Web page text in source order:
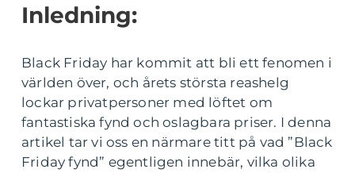
Inledning:
Black Friday har kommit att bli ett fenomen i
världen över, och årets största reashelg
lockar privatpersoner med löftet om
fantastiska fynd och oslagbara priser. I denna
artikel tar vi oss en närmare titt på vad ”Black
Friday fynd” egentligen innebär, vilka olika